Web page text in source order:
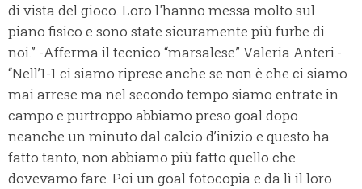
di vista del gioco. Loro l'hanno messa molto sul
piano fisico e sono state sicuramente più furbe di
noi.” -Afferma il tecnico “marsalese” Valeria Anteri.-
“Nell’1-1 ci siamo riprese anche se non è che ci siamo
mai arrese ma nel secondo tempo siamo entrate in
campo e purtroppo abbiamo preso goal dopo
neanche un minuto dal calcio d’inizio e questo ha
fatto tanto, non abbiamo più fatto quello che
dovevamo fare. Poi un goal fotocopia e da lì il loro